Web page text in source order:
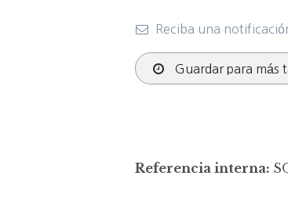
Reciba una
Guardar para más
Referencia interna: